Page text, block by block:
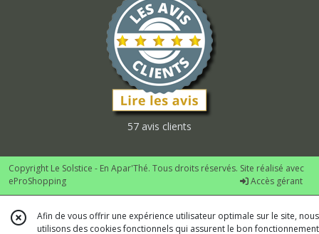
57 avis clients
Copyright Le Solstice - En Apar'Thé. Tous droits réservés. Site réalisé avec
eProShopping
Accès gérant
Afin de vous offrir une expérience utilisateur optimale sur le site, nous
utilisons des cookies fonctionnels qui assurent le bon fonctionnement